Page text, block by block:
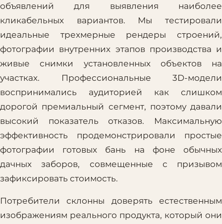
объявлений для выявления наиболее
кликабельных вариантов. Мы тестировали
идеальные трехмерные рендеры строений,
фотографии внутренних этапов производства и
живые снимки установленных объектов на
участках. Профессиональные 3D-модели
воспринимались аудиторией как слишком
дорогой премиальный сегмент, поэтому давали
высокий показатель отказов. Максимальную
эффективность продемонстрировали простые
фотографии готовых бань на фоне обычных
дачных заборов, совмещенные с призывом
зафиксировать стоимость.
Потребители склонны доверять естественным
изображениям реального продукта, который они